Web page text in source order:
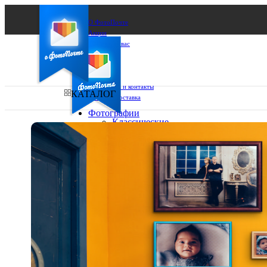
О ФотоПочте
Акции
Сделаем за вас
Бизнесу
FAQ
Франшиза
Поддержка и контакты
Оплата и доставка
Ваш город:
Выберите из списка:
КАТАЛОГ
Фотографии
Классические
10х10
10х15
15х15
20х20
20х30
30х30
30х40